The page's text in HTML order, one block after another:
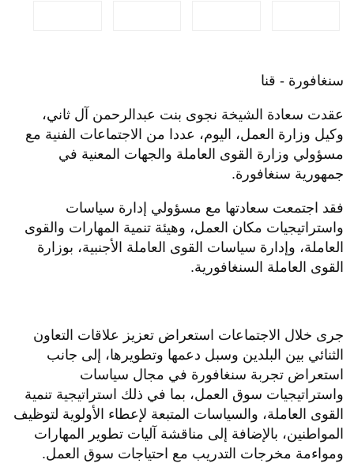
114
03 يوليو 2026 , 02:03م
سنغافورة - قنا
عقدت سعادة الشيخة نجوى بنت عبدالرحمن آل ثاني،
وكيل وزارة العمل، اليوم، عددا من الاجتماعات الفنية مع
مسؤولي وزارة القوى العاملة والجهات المعنية في
فقد اجتمعت سعادتها مع مسؤولي إدارة سياسات
واستراتيجيات مكان العمل، وهيئة تنمية المهارات والقوى
العاملة، وإدارة سياسات القوى العاملة الأجنبية، بوزارة
القوى العاملة السنغافورية.
جرى خلال الاجتماعات استعراض تعزيز علاقات التعاون